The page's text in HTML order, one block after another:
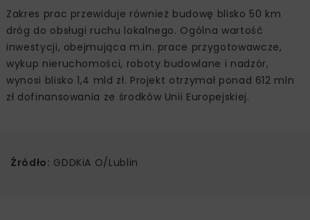
Zakres prac przewiduje również budowę blisko 50 km
dróg do obsługi ruchu lokalnego. Ogólna wartość
inwestycji, obejmująca m.in. prace przygotowawcze,
wykup nieruchomości, roboty budowlane i nadzór,
wynosi blisko 1,4 mld zł. Projekt otrzymał ponad 612 mln
zł dofinansowania ze środków Unii Europejskiej.
Źródło: GDDKiA O/Lublin